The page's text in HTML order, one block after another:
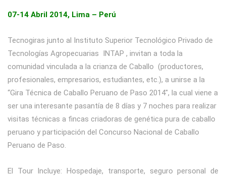
07-14 Abril 2014, Lima – Perú
Tecnogiras junto al Instituto Superior Tecnológico Privado de
Tecnologías Agropecuarias INTAP , invitan a toda la
comunidad vinculada a la crianza de Caballo (productores,
profesionales, empresarios, estudiantes, etc.), a unirse a la
“Gira Técnica de Caballo Peruano de Paso 2014″, la cual viene a
ser una interesante pasantía de 8 días y 7 noches para realizar
visitas técnicas a fincas criadoras de genética pura de caballo
peruano y participación del Concurso Nacional de Caballo
Peruano de Paso.
El Tour Incluye: Hospedaje, transporte, seguro personal de